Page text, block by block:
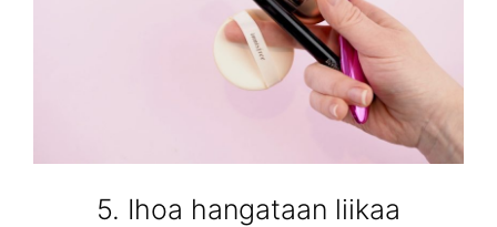
5. Ihoa hangataan liikaa